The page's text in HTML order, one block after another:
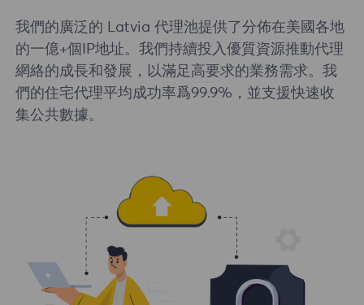
我們的廣泛的 Latvia 代理池提供了分佈在美國各地
的一億+個IP地址。我們持續投入優質資源推動代理
網絡的成長和發展，以滿足高要求的業務需求。我
們的住宅代理平均成功率爲99.9%，並支援快速收
集公共數據。